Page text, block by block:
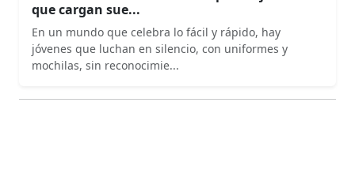
que cargan sue...
En un mundo que celebra lo fácil y rápido, hay
jóvenes que luchan en silencio, con uniformes y
mochilas, sin reconocimie...